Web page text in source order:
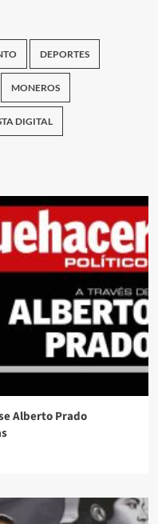
DEPORTES
MONEROS
DIGITAL
Alberto Prado